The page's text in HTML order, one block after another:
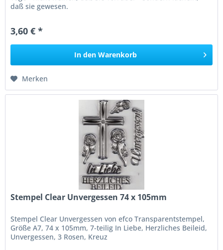
daß sie gewesen.
3,60 € *
In den Warenkorb
Merken
Stempel Clear Unvergessen 74 x 105mm
Stempel Clear Unvergessen von efco Transparentstempel,
Größe A7, 74 x 105mm, 7-teilig In Liebe, Herzliches Beileid,
Unvergessen, 3 Rosen, Kreuz